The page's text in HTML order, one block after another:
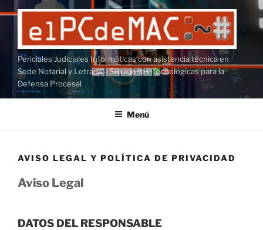
Saltar
contenido
Periciales Judiciales Informáticas con asistencia técnica en
Sede Notarial y Letrada – Soluciones Tecnológicas para la
Defensa Procesal
Menú
AVISO LEGAL Y POLÍTICA DE PRIVACIDAD
Aviso Legal
DATOS DEL RESPONSABLE